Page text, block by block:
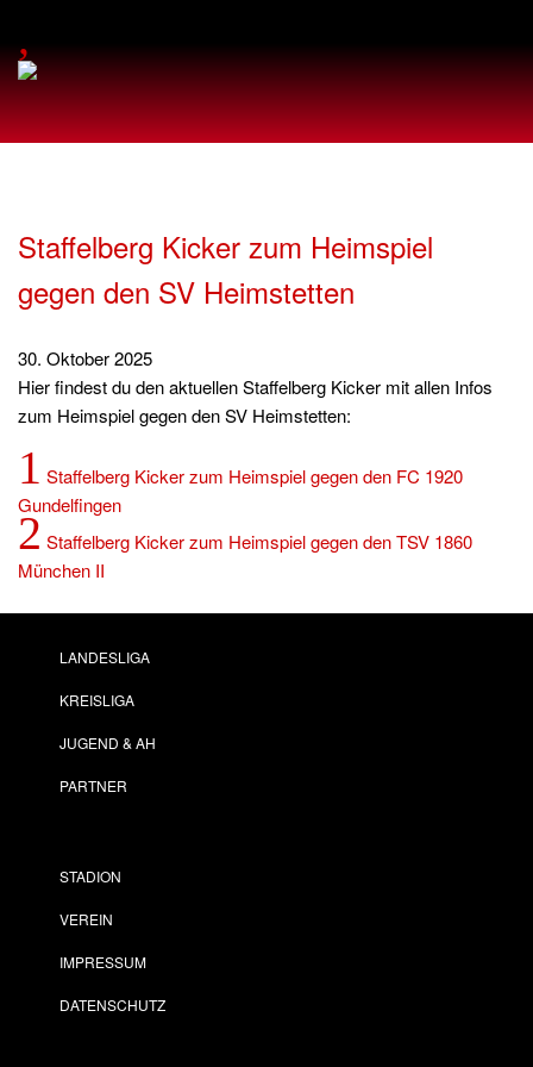
,
Staffelberg Kicker zum Heimspiel
gegen den SV Heimstetten
30. Oktober 2025
Hier findest du den aktuellen Staffelberg Kicker mit allen Infos
zum Heimspiel gegen den SV Heimstetten:
1 Staffelberg Kicker zum Heimspiel gegen den FC 1920
Gundelfingen
2 Staffelberg Kicker zum Heimspiel gegen den TSV 1860
München II
LANDESLIGA
KREISLIGA
JUGEND & AH
PARTNER
STADION
VEREIN
IMPRESSUM
DATENSCHUTZ